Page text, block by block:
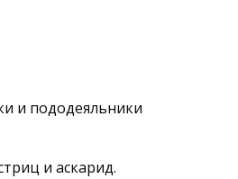
и пододеяльники
и аскарид.